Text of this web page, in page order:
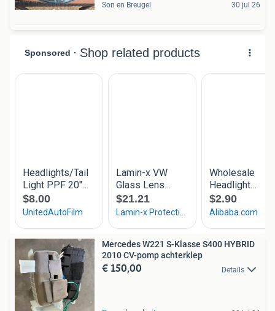
Son en Breugel 30 jul 26
Mercedes W221 S-Klasse S400 HYBRID
2010 CV-pomp achterklep
€ 150,00 Details